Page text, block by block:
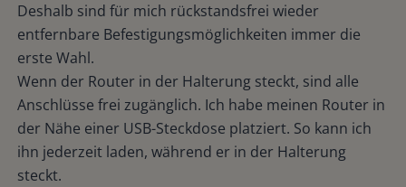
Deshalb sind für mich rückstandsfrei wieder
entfernbare Befestigungsmöglichkeiten immer die
erste Wahl.
Wenn der Router in der Halterung steckt, sind alle
Anschlüsse frei zugänglich. Ich habe meinen Router in
der Nähe einer USB-Steckdose platziert. So kann ich
ihn jederzeit laden, während er in der Halterung
steckt.